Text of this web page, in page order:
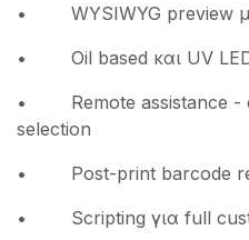
• WYSIWYG preview
• Oil based και UV
• Remote assistance -
selection
• Post-print barcode
• Scripting για full